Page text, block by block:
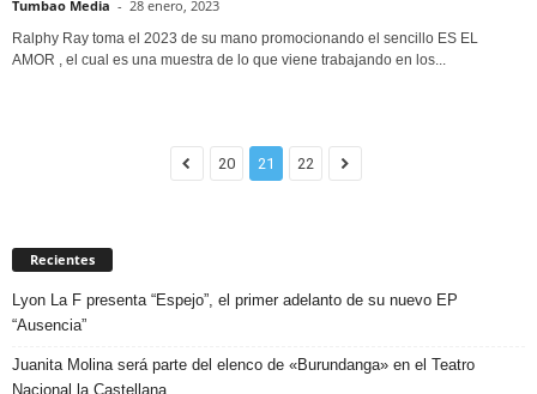
Tumbao Media - 28 enero, 2023
Ralphy Ray toma el 2023 de su mano promocionando el sencillo ES EL
AMOR , el cual es una muestra de lo que viene trabajando en los...
20 21 22
Recientes
Lyon La F presenta “Espejo”, el primer adelanto de su nuevo EP
“Ausencia”
Juanita Molina será parte del elenco de «Burundanga» en el Teatro
Nacional la Castellana